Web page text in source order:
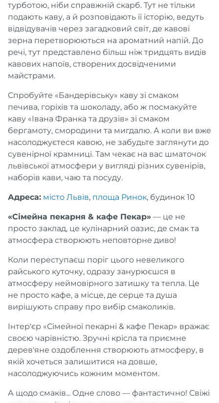
турботою, ніби справжній скарб. Тут не тільки
подають каву, а й розповідають її історію, ведуть
відвідувачів через загадковий світ, де кавові
зерна перетворюються на ароматний напій. До
речі, тут представлено більш ніж тридцять видів
кавових напоїв, створених досвідченими
майстрами.
Спробуйте «Бандерівську» каву зі смаком
печива, горіхів та шоколаду, або ж посмакуйте
каву «Івана Франка та друзів» зі смаком
бергамоту, смородини та мигдалю. А коли ви вже
насолоджуєтеся кавою, не забудьте заглянути до
сувенірної крамниці. Там чекає на вас шматочок
львівської атмосфери у вигляді різних сувенірів,
наборів кави, чаю та посуду.
Адреса: місто Львів, площа Ринок, будинок 10
«Сімейна пекарня & кафе Пекар» — це не
просто заклад, це кулінарний оазис, де смак та
атмосфера створюють неповторне диво!
Коли переступаєш поріг цього невеликого
райського куточку, одразу занурюєшся в
атмосферу неймовірного затишку та тепла. Це
не просто кафе, а місце, де серце та душа
вирішують справу про вибір смаколиків.
Інтер'єр «Сімейної пекарні & кафе Пекар» вражає
своєю чарівністю. Зручні крісла та приємне
дерев'яне оздоблення створюють атмосферу, в
якій хочеться залишитися на довше,
насолоджуючись кожним моментом.
А щодо смаків... Одне слово — фантастично! Свіжі